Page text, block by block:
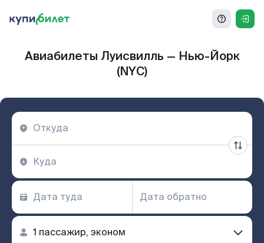
Авиабилеты Луисвилль — Нью-Йорк
(NYC)